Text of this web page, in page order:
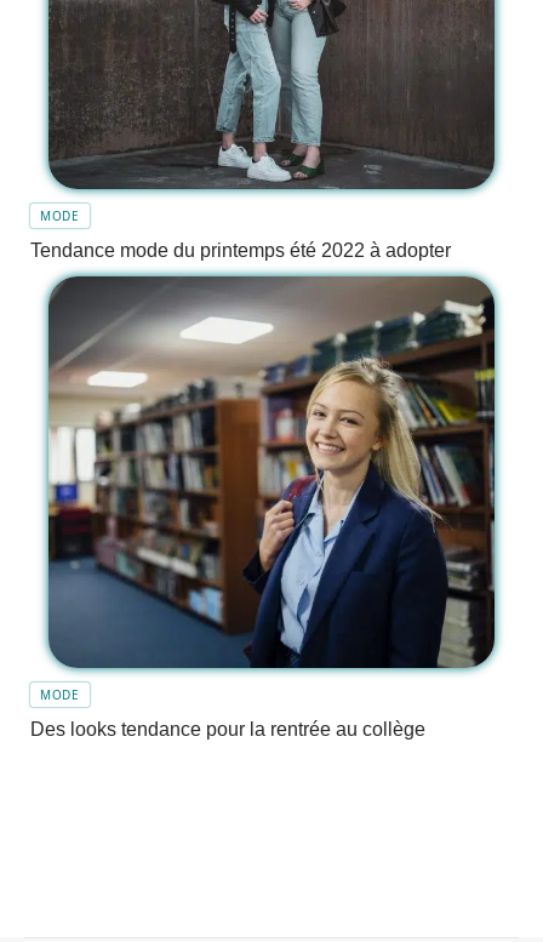
MODE
Tendance mode du printemps été 2022 à adopter
MODE
Des looks tendance pour la rentrée au collège